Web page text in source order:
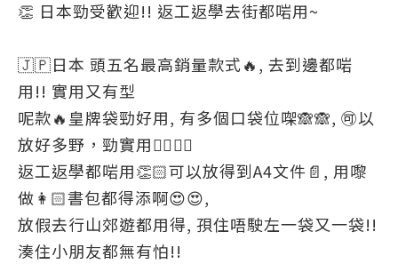
👏 日本勁受歡迎!! 返工返學去街都啱用~
🇯🇵日本 頭五名最高銷量款式🔥, 去到邊都啱
用!! 實用又有型
呢款🔥皇牌袋勁好用, 有多個口袋位㗎🙈🙈, 🉑以
放好多野，勁實用👍🏻👍🏻
返工返學都啱用👏🏻可以放得到A4文件📄, 用嚟
做👩🏻書包都得添啊😍😍,
放假去行山郊遊都用得, 孭住唔駛左一袋又一袋!!
湊住小朋友都無有怕!!